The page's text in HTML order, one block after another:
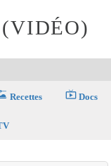
Recettes live_tv Docs